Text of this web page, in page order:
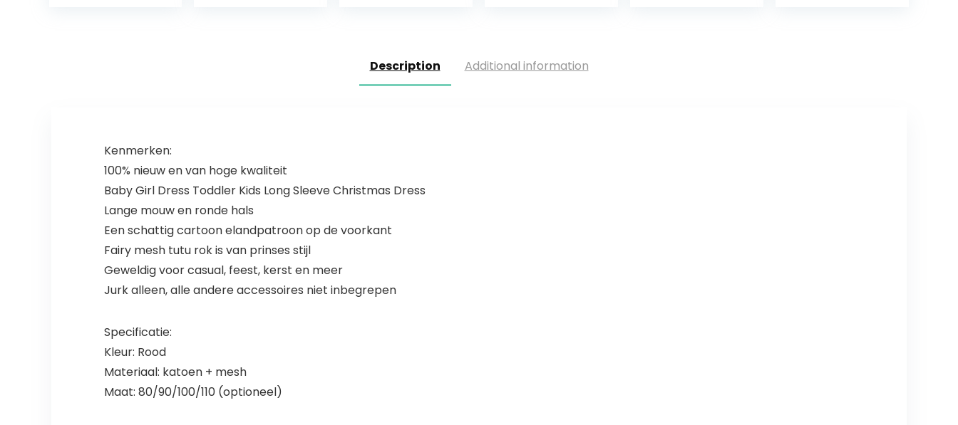
Description Additional information
Kenmerken:
100% nieuw en van hoge kwaliteit
Baby Girl Dress Toddler Kids Long Sleeve Christmas Dress
Lange mouw en ronde hals
Een schattig cartoon elandpatroon op de voorkant
Fairy mesh tutu rok is van prinses stijl
Geweldig voor casual, feest, kerst en meer
Jurk alleen, alle andere accessoires niet inbegrepen
Specificatie:
Kleur: Rood
Materiaal: katoen + mesh
Maat: 80/90/100/110 (optioneel)